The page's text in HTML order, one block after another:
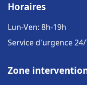
Horaires
Lun-Ven: 8h-19h
Service d'urgence
Zone